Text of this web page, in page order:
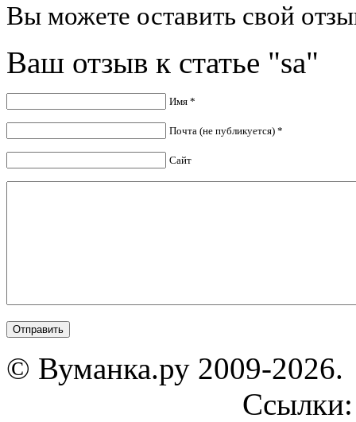
Вы можете оставить свой
Ваш отзыв к статье "sa"
Имя *
Почта (не публикуется) *
Сайт
© Вуманка.ру 2009-2026.